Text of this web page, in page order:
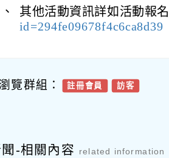
其他活動資訊詳如活動報
id=294fe09678f4c6ca8d39
覽群組： 註冊會員 訪客
-相關內容 related information